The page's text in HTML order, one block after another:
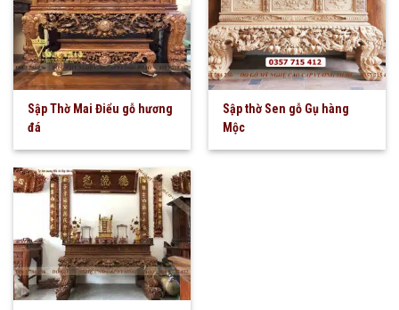
Sập Thờ Mai Điểu gỗ hương
đá
Sập thờ Sen gỗ Gụ hàng
Mộc